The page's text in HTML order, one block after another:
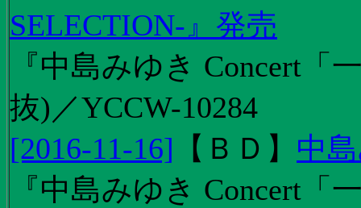
SELECTION-』発売
『中島みゆき Concert
抜)／YCCW-10284
[2016-11-16] 【 ＢＤ 】 中
『中島みゆき Concert